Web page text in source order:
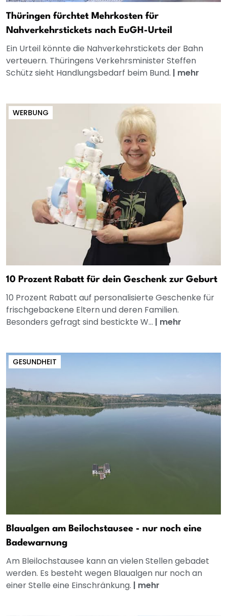
Thüringen fürchtet Mehrkosten für
Nahverkehrstickets nach EuGH-Urteil
Ein Urteil könnte die Nahverkehrstickets der Bahn
verteuern. Thüringens Verkehrsminister Steffen
Schütz sieht Handlungsbedarf beim Bund. | mehr
WERBUNG
10 Prozent Rabatt für dein Geschenk zur Geburt
10 Prozent Rabatt auf personalisierte Geschenke für
frischgebackene Eltern und deren Familien.
Besonders gefragt sind bestickte W... | mehr
GESUNDHEIT
Blaualgen am Beilochstausee - nur noch eine
Badewarnung
Am Bleilochstausee kann an vielen Stellen gebadet
werden. Es besteht wegen Blaualgen nur noch an
einer Stelle eine Einschränkung. | mehr